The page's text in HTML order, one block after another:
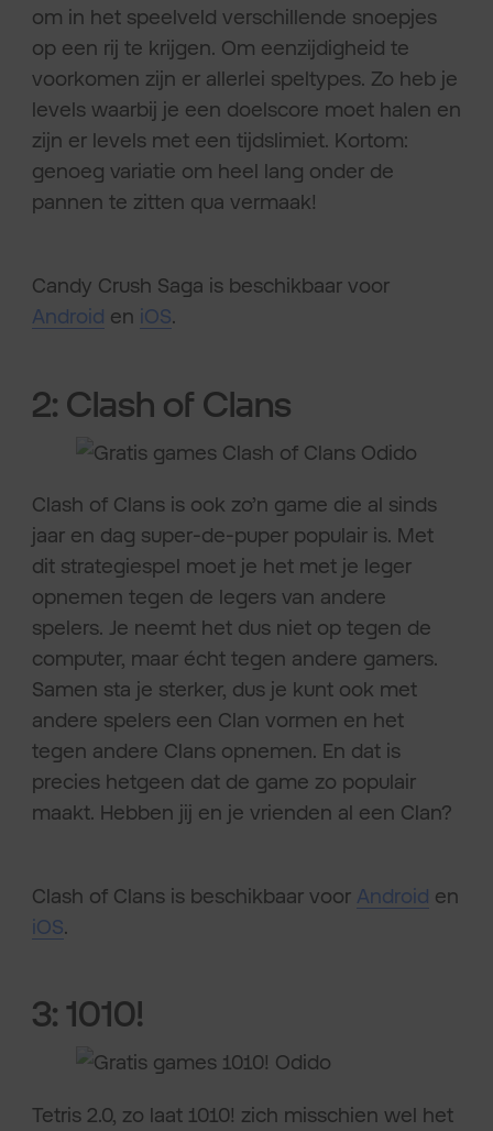
om in het speelveld verschillende snoepjes
op een rij te krijgen. Om eenzijdigheid te
voorkomen zijn er allerlei speltypes. Zo heb je
levels waarbij je een doelscore moet halen en
zijn er levels met een tijdslimiet. Kortom:
genoeg variatie om heel lang onder de
pannen te zitten qua vermaak!
Candy Crush Saga is beschikbaar voor
Android en iOS.
2: Clash of Clans
Clash of Clans is ook zo’n game die al sinds
jaar en dag super-de-puper populair is. Met
dit strategiespel moet je het met je leger
opnemen tegen de legers van andere
spelers. Je neemt het dus niet op tegen de
computer, maar écht tegen andere gamers.
Samen sta je sterker, dus je kunt ook met
andere spelers een Clan vormen en het
tegen andere Clans opnemen. En dat is
precies hetgeen dat de game zo populair
maakt. Hebben jij en je vrienden al een Clan?
Clash of Clans is beschikbaar voor Android en
iOS.
3: 1010!
Tetris 2.0, zo laat 1010! zich misschien wel het